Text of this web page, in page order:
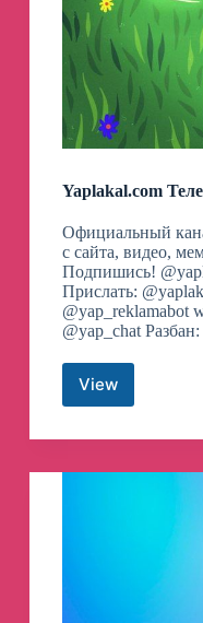
Yaplakal.com
Официальный
с сайта, видео,
Подпишись!
Прислать:
@yap_reklamabot
@yap_chat
ViewYaplakal.com
канал